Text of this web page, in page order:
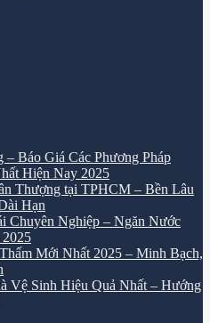
Báo Giá Các Phương Pháp
Hiện Nay 2025
Thượng tại TPHCM – Bền Lâu
Hạn
Chuyên Nghiệp – Ngăn Nước
Mới Nhất 2025 – Minh Bạch,
Vệ Sinh Hiệu Quả Nhất – Hướng